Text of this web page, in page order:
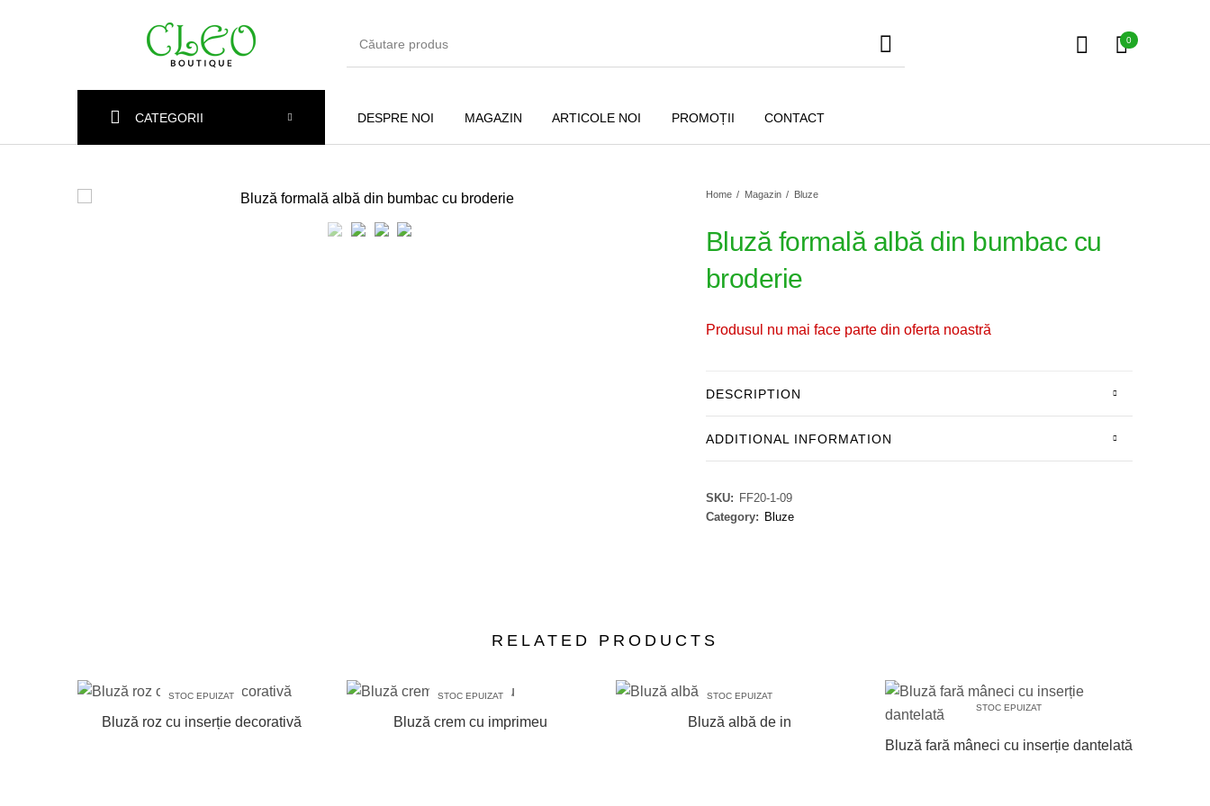
0
DESPRE NOI MAGAZIN ARTICOLE NOI PROMOȚII CONTACT
CATEGORII
Paltoane
Home / Magazin / Bluze
Bluză formală albă din bumbac cu
broderie
Produsul nu mai face parte din oferta noastră
DESCRIPTION
ADDITIONAL INFORMATION
SKU: FF20-1-09
Category: Bluze
RELATED PRODUCTS
STOC EPUIZAT
Bluză roz cu inserție decorativă
STOC EPUIZAT
Bluză crem cu imprimeu
STOC EPUIZAT
Bluză albă de in
STOC EPUIZAT
Bluză fară mâneci cu inserție dantelată